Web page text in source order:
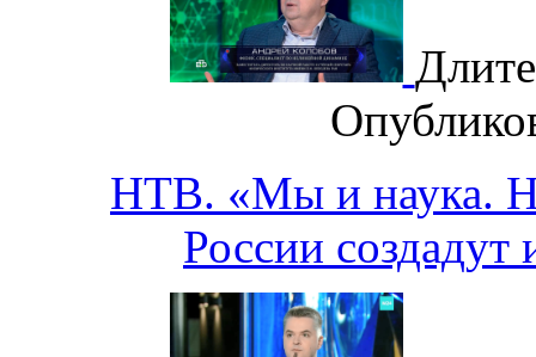
НТВ. «Мы и наука.
России создадут